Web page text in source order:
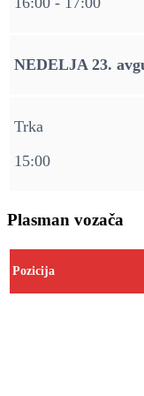
NEDELJA 23.
Trka
15:00
Plasman vozača
Pozicija